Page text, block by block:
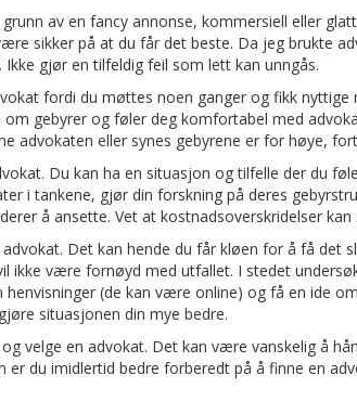
av en fancy annonse, kommersiell eller
sikker på at du får det beste. Da jeg brukte
gjør en tilfeldig feil som lett kan unngås.
fordi du møttes noen ganger og fikk nyttige
gebyrer og føler deg komfortabel med
advokaten eller synes gebyrene er for høye,
Du kan ha en situasjon og tilfelle der du
i tankene, gjør din forskning på deres
å ansette. Vet at kostnadsoverskridelser kan
Det kan hende du får kløen for å få det
ikke være fornøyd med utfallet. I stedet
(de kan være online) og få en ide
situasjonen din mye bedre.
velge en advokat. Det kan være vanskelig å
er du imidlertid bedre forberedt på å finne en